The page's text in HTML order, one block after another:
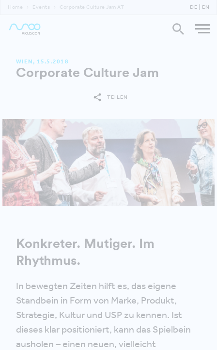
Home Events Corporate Culture Jam AT DE EN
WIEN, 15.5.2018
Corporate Culture Jam
TEILEN
Konkreter. Mutiger. Im
Rhythmus.
In bewegten Zeiten hilft es, das eigene
Standbein in Form von Marke, Produkt,
Strategie, Kultur und USP zu kennen. Ist
dieses klar positioniert, kann das Spielbein
ausholen – einen neuen, vielleicht